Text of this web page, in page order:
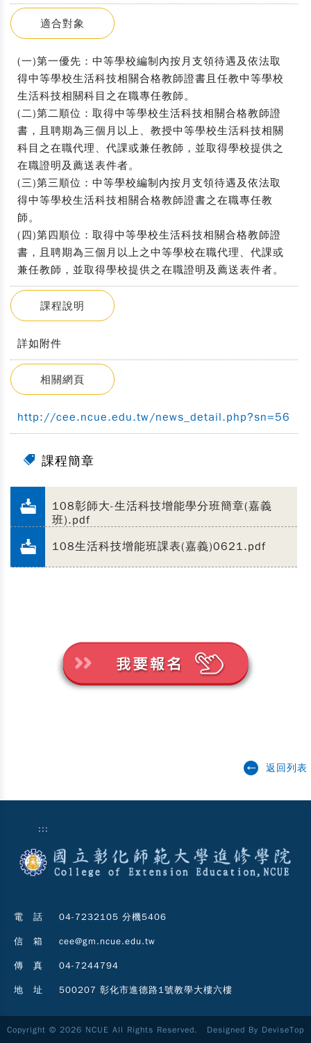
適合對象
(一)第一優先：中等學校編制內按月支領待遇及依法取
得中等學校生活科技相關合格教師證書且任教中等學校
生活科技相關科目之在職專任教師。
(二)第二順位：取得中等學校生活科技相關合格教師證
書，且聘期為三個月以上、教授中等學校生活科技相關
科目之在職代理、代課或兼任教師，並取得學校提供之
在職證明及薦送表件者。
(三)第三順位：中等學校編制內按月支領待遇及依法取
得中等學校生活科技相關合格教師證書之在職專任教
師。
(四)第四順位：取得中等學校生活科技相關合格教師證
書，且聘期為三個月以上之中等學校在職代理、代課或
兼任教師，並取得學校提供之在職證明及薦送表件者。
課程說明
詳如附件
相關網頁
http://cee.ncue.edu.tw/news_detail.php?sn=56
課程簡章
108彰師大-生活科技增能學分班簡章(嘉義
班).pdf
108生活科技增能班課表(嘉義)0621.pdf
返回列表
:::
電 話 04-7232105 分機5406
信 箱 cee@gm.ncue.edu.tw
傳 真 04-7244794
地 址 500207 彰化市進德路1號教學大樓六樓
Copyright © 2026 NCUE All Rights Reserved. Designed By DeviseTop